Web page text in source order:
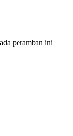
peramban ini